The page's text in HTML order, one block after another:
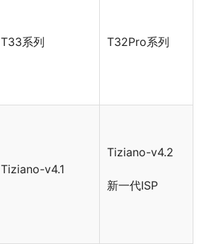
T33系列 T32Pro系列
Tiziano-v4.1
Tiziano-v4.2
新一代ISP